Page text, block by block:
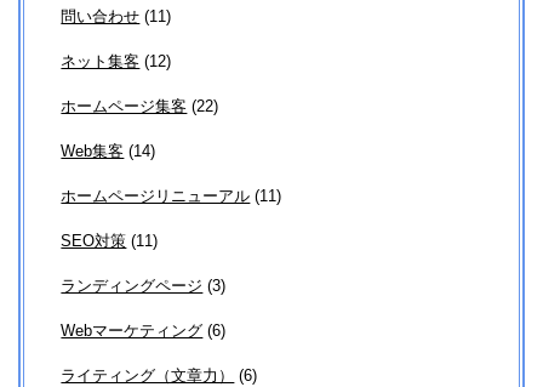
問い合わせ (11)
ネット集客 (12)
ホームページ集客 (22)
Web集客 (14)
ホームページリニューアル (11)
SEO対策 (11)
ランディングページ (3)
Webマーケティング (6)
ライティング（文章力） (6)